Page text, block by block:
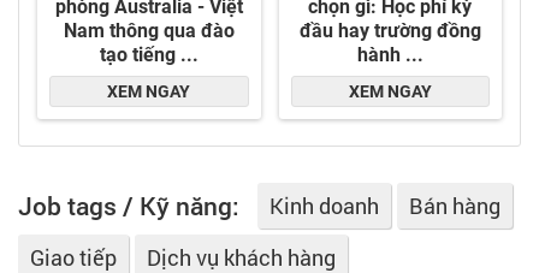
Job tags / Kỹ năng: Kinh doanh
Bán hàng
Giao tiếp
Dịch vụ khách hàng